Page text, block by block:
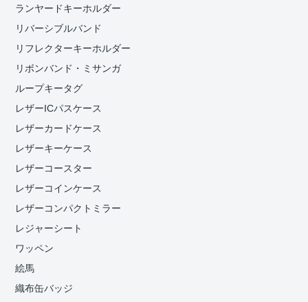
ランヤードキーホルダー
リバーシブルバンド
リフレクターキーホルダー
リボンバンド・ミサンガ
ループキータグ
レザーICパスケース
レザーカードケース
レザーキーケース
レザーコースター
レザーコインケース
レザーコンパクトミラー
レジャーシート
ワッペン
絵馬
織布缶バッジ